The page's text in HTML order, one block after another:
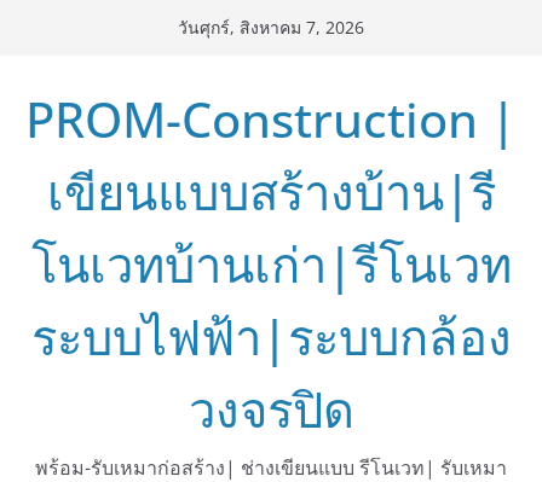
วันศุกร์, สิงหาคม 7, 2026
PROM-Construction |
เขียนแบบสร้างบ้าน|รี
โนเวทบ้านเก่า|รีโนเวท
ระบบไฟฟ้า|ระบบกล้อง
วงจรปิด
พร้อม-รับเหมาก่อสร้าง| ช่างเขียนแบบ รีโนเวท| รับเหมา